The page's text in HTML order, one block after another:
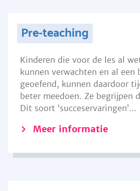
Pre-teaching
Kinderen die voor de les al
kunnen verwachten en al een
geoefend, kunnen daardoor
beter meedoen. Ze begrijpen
Dit soort ‘succeservaringen’...
Meer informatie